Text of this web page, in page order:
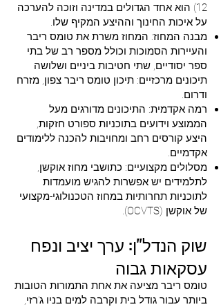
12) הוא אחד הגדולים במדינה וזוכה להערכה
על איכות החינוך וההיצע המקיף שלו.
מבנה המחוז: המחוז משרת את טומס ריבר
והעיירות הסמוכות וכולל מספר רב של בתי
ספר יסודיים, שתי חטיבות ביניים ושלושה
תיכונים מרכזיים: תיכון טומס ריבר צפון, מזרח
ודרום.
רמה אקדמית: התיכונים מדורגים מעל
הממוצע וידועים בתוכניות ספורט חזקות,
היצע קורסים רחב ומחויבות להכנה ללימודים
אקדמיים.
מסלולים מקצועיים: כתושבי מחוז אוקשן,
לתלמידים יש אפשרות להגיש מועמדות
לתוכניות תחרותיות במחוז הטכנולוגי-מקצועי
של אוקשן (OCVTS).
שוק הנדל"ן: ערך יציב ונפח
עסקאות גבוה
טומס ריבר מציעה את אחת התמורות הטובות
ביותר עבור גודל בית וקרבה למים בניו ג'רזי,